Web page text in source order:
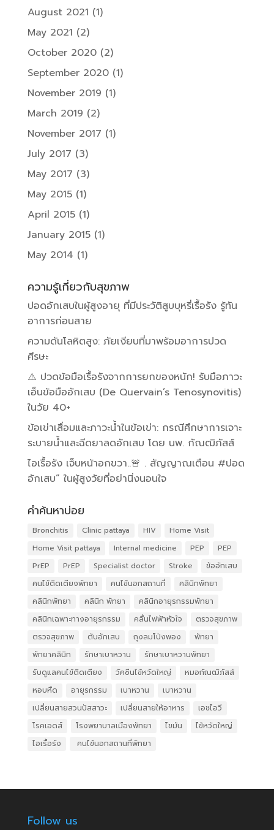
August 2021 (1)
May 2021 (2)
October 2020(2)
September 2020(1)
November 2019 (1)
March 2019 (2)
November 2017 (1)
July 2017 (3)
May 2017 (3)
May 2015(1)
April 2015(1)
January 2015(1)
May 2014 (1)
ความรู้เกี่ยวกับสุขภาพ
ปอดอักเสบในผู้สูงอายุ ที่มีประวัติสูบบุหรี่เรื้อรัง รู้ทัน
อาการก่อนสาย
ความดันโลหิตสูง: ภัยเงียบที่มาพร้อมอาการปวด
ศีรษะ
⚠️ ปวดข้อมือเรื้อรังจากการยกของหนัก! รับมือภาวะ
เอ็นข้อมืออักเสบ (De Quervain’s Tenosynovitis)
ในวัย 40+
ข้อเข่าเสื่อมและภาวะน้ำในข้อเข่า: กรณีศึกษาการเจาะ
ระบายน้ำและฉีดยาลดอักเสบ โดย นพ. กัณฒิภัสส์
ไอเรื้อรัง เจ็บหน้าอกขวา..🚨 . สัญญาณเตือน #ปอด
อักเสบ” ในผู้สูงวัยที่อย่านิ่งนอนใจ
คำค้นหาบ่อย
Bronchitis Clinic pattaya HIV
Home Visit
Home Visit pattaya
Internal medicine PEP
PEP
PrEP
PrEP Specialist doctor Stroke
ข้ออักเสบ
คนไข้ติดเตียงพัทยา
คนไข้นอกสถานที่
คลินิกพัทยา
คลินิกพัทยา
คลินิก พัทยา
คลินิกอายุรกรรมพัทยา
คลินิกเฉพาะทางอายุรกรรม
คลื่นไฟฟ้าหัวใจ
ตรวจสุขภาพ
ตรวจสุขภาพ
ตับอักเสบ ถุงลมโป่งพอง
พัทยา
พัทยาคลินิก
รักษาเบาหวาน
รักษาเบาหวานพัทยา
รับดูแลคนไข้ติดเตียง
วัคซีนไข้หวัดใหญ่
หมอกัณฒิภัสส์
หอบหืด
อายุรกรรม เบาหวาน
เบาหวาน
เปลี่ยนสายสวนปัสสาวะ
เปลี่ยนสายให้อาหาร
เอชไอวี
โรคเอดส์
โรงพยาบาลเมืองพัทยา ไขมัน
ไข้หวัดใหญ่
ไอเรื้อรัง
​ คนไข้นอกสถานที่พัทยา
Follow us